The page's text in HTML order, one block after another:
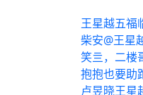
王星越五福
柴安@王星
笑亖，二楼
抱抱也要助
卢昱晓王星